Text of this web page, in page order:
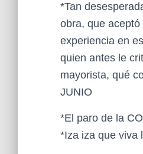
*Tan
obra, que
experiencia en
quien antes le
mayorista, qué
JUNIO
*El paro de la
*Iza iza que viva